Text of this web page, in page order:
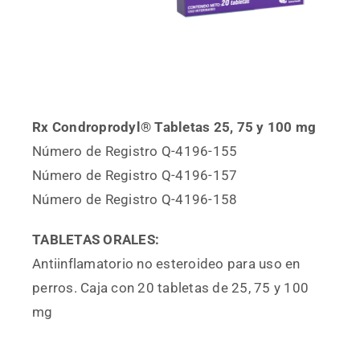
Rx Condroprodyl® Tabletas 25, 75 y 100 mg
Número de Registro Q-4196-155
Número de Registro Q-4196-157
Número de Registro Q-4196-158
TABLETAS ORALES:
Antiinflamatorio no esteroideo para uso en
perros. Caja con 20 tabletas de 25, 75 y 100
mg